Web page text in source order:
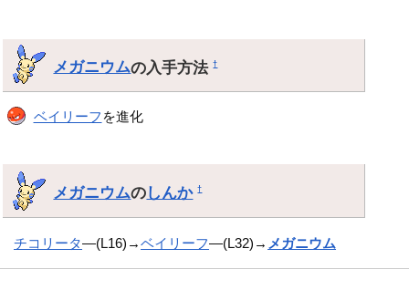
メガニウムの入手方法†
ベイリーフ を進化
メガニウムのしんか †
チコリータ―(L16)→ベイリーフ―(L32)→ メガニウム